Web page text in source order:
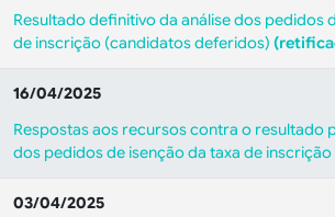
Resultado definitivo da análise dos pedidos
de inscrição (candidatos deferidos)
16/04/2025
Respostas aos recursos contra o resultado
dos pedidos de isenção da taxa de inscrição
03/04/2025